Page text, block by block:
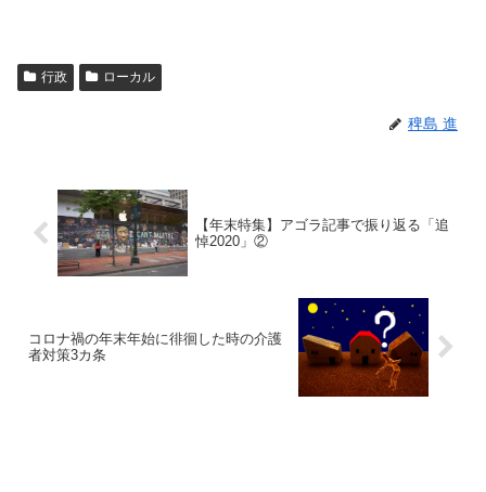
行政 ローカル
稗島 進
【年末特集】アゴラ記事で振り返る「追
悼2020」②
コロナ禍の年末年始に徘徊した時の介護
者対策3カ条